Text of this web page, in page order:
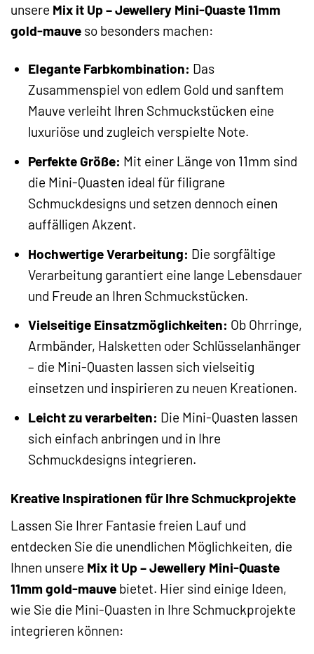
unsere Mix it Up – Jewellery Mini-Quaste 11mm
gold-mauve so besonders machen:
Elegante Farbkombination: Das
Zusammenspiel von edlem Gold und sanftem
Mauve verleiht Ihren Schmuckstücken eine
luxuriöse und zugleich verspielte Note.
Perfekte Größe: Mit einer Länge von 11mm sind
die Mini-Quasten ideal für filigrane
Schmuckdesigns und setzen dennoch einen
auffälligen Akzent.
Hochwertige Verarbeitung: Die sorgfältige
Verarbeitung garantiert eine lange Lebensdauer
und Freude an Ihren Schmuckstücken.
Vielseitige Einsatzmöglichkeiten: Ob Ohrringe,
Armbänder, Halsketten oder Schlüsselanhänger
– die Mini-Quasten lassen sich vielseitig
einsetzen und inspirieren zu neuen Kreationen.
Leicht zu verarbeiten: Die Mini-Quasten lassen
sich einfach anbringen und in Ihre
Schmuckdesigns integrieren.
Kreative Inspirationen für Ihre Schmuckprojekte
Lassen Sie Ihrer Fantasie freien Lauf und
entdecken Sie die unendlichen Möglichkeiten, die
Ihnen unsere Mix it Up – Jewellery Mini-Quaste
11mm gold-mauve bietet. Hier sind einige Ideen,
wie Sie die Mini-Quasten in Ihre Schmuckprojekte
integrieren können: